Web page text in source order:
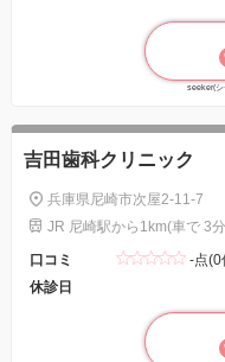
seeker(シ
吉田歯科クリニック
兵庫県尼崎市次屋2-11-7
JR 尼崎駅から1km(車で 3
口コミ
-点(0
休診日